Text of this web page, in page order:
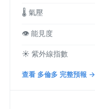
🌡️ 氣壓
👁️ 能見度
☀️ 紫外線指數
查看 多倫多 完整預報 →